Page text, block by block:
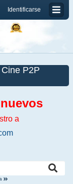
Identificarse
Cine P2P
a